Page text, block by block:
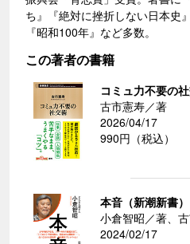
ち』『絶対に挫折しない日本史
『昭和100年』など多数。
この著者の書籍
コミュ力不要の
古市憲寿／著
2026/04/17
990円（税込）
本音（新潮新書）
小倉智昭／著、
2024/02/17